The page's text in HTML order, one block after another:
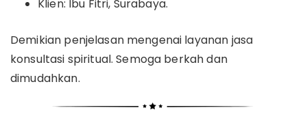
Klien: Ibu Fitri, Surabaya.
Demikian penjelasan mengenai layanan jasa
konsultasi spiritual. Semoga berkah dan
dimudahkan.